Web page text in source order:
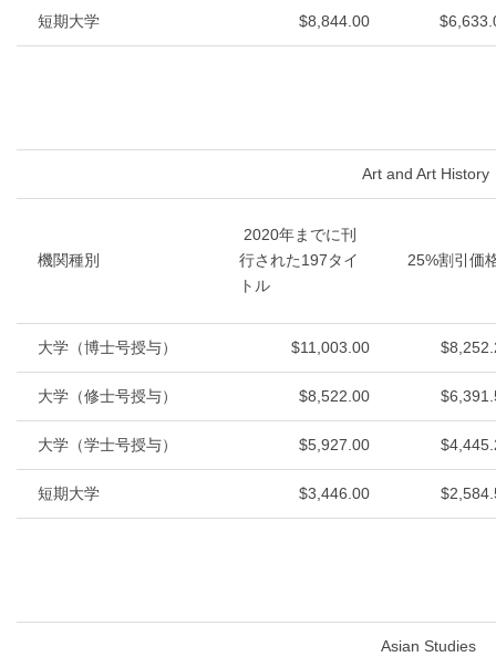
短期大学 $8,844.00
Art and Art History
機関種別
2020年までに刊
行された197タイ
トル
25%割引価
大学（博士号授与） $11,003.00
大学（修士号授与） $8,522.00
大学（学士号授与） $5,927.00
短期大学 $3,446.00
Asian Studies